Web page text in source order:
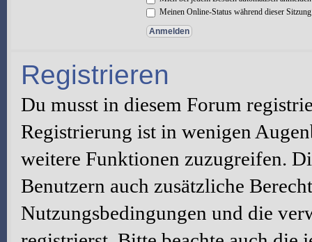
Meinen Online-Status während dieser
Registrieren
Du musst in diesem Forum
Registrierung ist in wenigen
weitere Funktionen zuzugreifen.
Benutzern auch zusätzliche
Nutzungsbedingungen und die